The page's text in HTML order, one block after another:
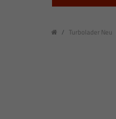
Turbolader Neu